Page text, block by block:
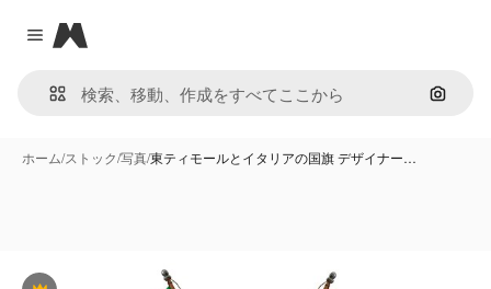
Close menu
Magnific
画像で
ホーム/ストック/写真/東ティモールとイタリアの国旗 デザイナー…